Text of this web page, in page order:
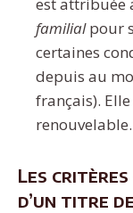
est attribuée
familialpour
certaines
depuis au
français).
renouvelable.
Les
d’un titre